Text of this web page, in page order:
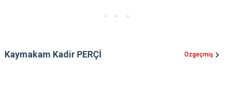
Kaymakam Kadir PERÇİ Özgeçmiş